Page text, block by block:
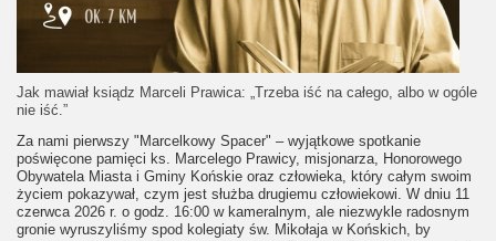
Jak mawiał ksiądz Marceli Prawica: „Trzeba iść na całego, albo w ogóle
nie iść.”
Za nami pierwszy "Marcelkowy Spacer" – wyjątkowe spotkanie
poświęcone pamięci ks. Marcelego Prawicy, misjonarza, Honorowego
Obywatela Miasta i Gminy Końskie oraz człowieka, który całym swoim
życiem pokazywał, czym jest służba drugiemu człowiekowi. W dniu 11
czerwca 2026 r. o godz. 16:00 w kameralnym, ale niezwykle radosnym
gronie wyruszyliśmy spod kolegiaty św. Mikołaja w Końskich, by